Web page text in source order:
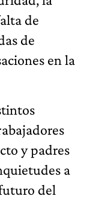
de
de
en la
y padres
a
del